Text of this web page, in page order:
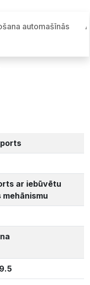
automašīnās
ar iebūvētu